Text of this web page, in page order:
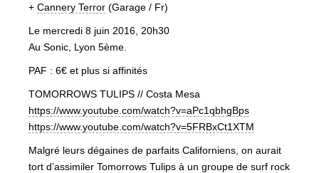
+ Cannery Terror (Garage / Fr)
Le mercredi 8 juin 2016, 20h30
Au Sonic, Lyon 5ème.
PAF : 6€ et plus si affinités
TOMORROWS TULIPS // Costa Mesa
https://www.youtube.com/watch?v=aPc1qbhgBps
https://www.youtube.com/watch?v=5FRBxCt1XTM
Malgré leurs dégaines de parfaits Californiens, on aurait
tort d’assimiler Tomorrows Tulips à un groupe de surf rock